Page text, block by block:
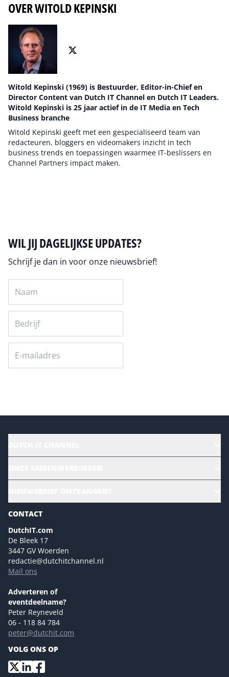
OVER WITOLD KEPINSKI
Witold Kepinski (1969) is Bestuurder, Editor-in-Chief en
Director Content van Dutch IT Channel en Dutch IT Leaders.
Witold Kepinski is 25 jaar actief in de IT Media en Tech
Business branche
Witold Kepinski geeft met een gespecialiseerd team van
redacteuren, bloggers en videomakers inzicht in tech
business trends en toepassingen waarmee IT-beslissers en
Channel Partners impact maken.
WIL JIJ DAGELIJKSE UPDATES?
Schrijf je dan in voor onze nieuwsbrief!
Magazines
Marketingmogelijkheden 2026
Eventmogelijkheden 2026
Advertising opportunities 2026 ENG
Event opportunities 2026 ENG
NL Digital
Versturen
CONTACT
DutchIT.com
De Bleek 17
3447 GV Woerden
redactie@dutchitchannel.nl
Mail ons
Adverteren of
eventdeelname?
Peter Reyneveld
06 - 118 84 784
peter@dutchit.com
VOLG ONS OP